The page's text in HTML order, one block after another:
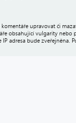
upravovat či
obsahující vulgarity nebo
IP adresa bude